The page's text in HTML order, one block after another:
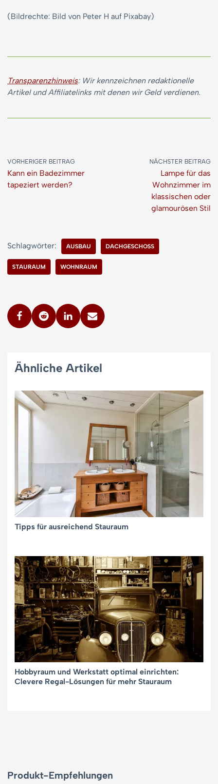
(Bildrechte: Bild von Peter H auf Pixabay)
Transparenzhinweis: Wir kennzeichnen redaktionelle
Artikel und Affiliatelinks mit denen wir Geld verdienen.
VORHERIGER BEITRAG
Kann ein Badezimmer
tapeziert werden?
NÄCHSTER BEITRAG
Lampe für das
Wohnzimmer im
klassischen oder
glamourösen Stil
Schlagwörter: AUSBAU DACHGESCHOSS
STAURAUM WOHNRAUM
Ähnliche Artikel
Tipps für ausreichend Stauraum
Hobbyraum und Werkstatt optimal einrichten:
Clevere Regal-Lösungen für mehr Stauraum
Produkt-Empfehlungen